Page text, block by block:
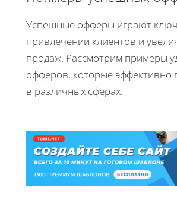
Успешные офферы играют
привлечении клиентов и
продаж. Рассмотрим примеры
офферов, которые эффективно
в различных сферах.